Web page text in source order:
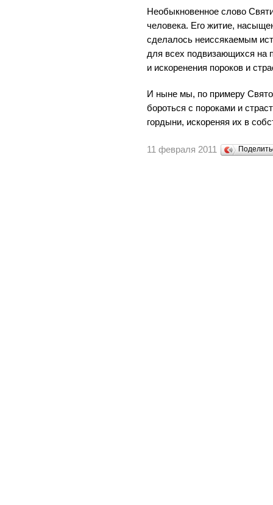
Необыкновенное слово
человека. Его житие,
сделалось неиссякаемым
для всех подвизающихся на
и искоренения пороков и
И ныне мы, по примеру
бороться с пороками и
гордыни, искореняя их в
11 февраля 2011